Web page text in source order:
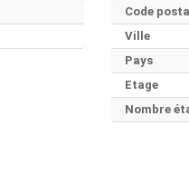
Code postal
Ville
Pays
Etage
Nombre